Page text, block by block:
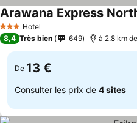
3 ÉtoilesHotel
Arawana Express
8,4 Très bien 649 à 2.8 km
De 13 €
Consulter les prix de 4 sites